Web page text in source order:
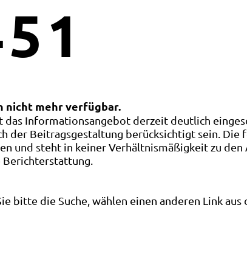
5 1
nicht mehr verfügbar.
Informationsangebot derzeit deutlich
der Beitragsgestaltung berücksichtigt sein.
und steht in keiner Verhältnismäßigkeit zu
bitte die Suche, wählen einen anderen Link